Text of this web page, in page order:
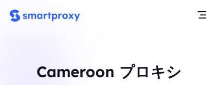
Cameroon プロキシ